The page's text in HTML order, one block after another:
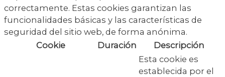
correctamente. Estas cookies garantizan las
funcionalidades básicas y las características de
seguridad del sitio web, de forma anónima.
Cookie
Duración Descripción
Esta cookie es
establecida por el